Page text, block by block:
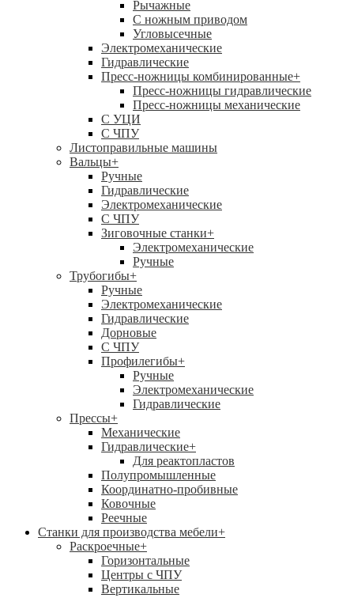
Рычажные
С ножным приводом
Угловысечные
Электромеханические
Гидравлические
Пресс-ножницы комбинированные+
Пресс-ножницы гидравлические
Пресс-ножницы механические
С УЦИ
С ЧПУ
Листоправильные машины
Вальцы+
Ручные
Гидравлические
Электромеханические
С ЧПУ
Зиговочные станки+
Электромеханические
Ручные
Трубогибы+
Ручные
Электромеханические
Гидравлические
Дорновые
С ЧПУ
Профилегибы+
Ручные
Электромеханические
Гидравлические
Прессы+
Механические
Гидравлические+
Для реактопластов
Полупромышленные
Координатно-пробивные
Ковочные
Реечные
Станки для производства мебели+
Раскроечные+
Горизонтальные
Центры с ЧПУ
Вертикальные